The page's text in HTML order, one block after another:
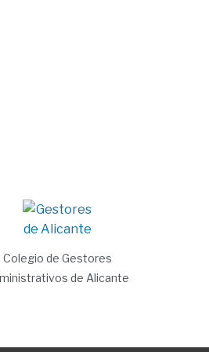
Colegio de Gestores
de Alicante